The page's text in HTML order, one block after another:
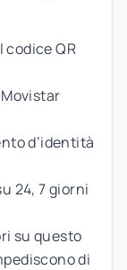
QR
d’identità
24, 7 giorni
su questo
di